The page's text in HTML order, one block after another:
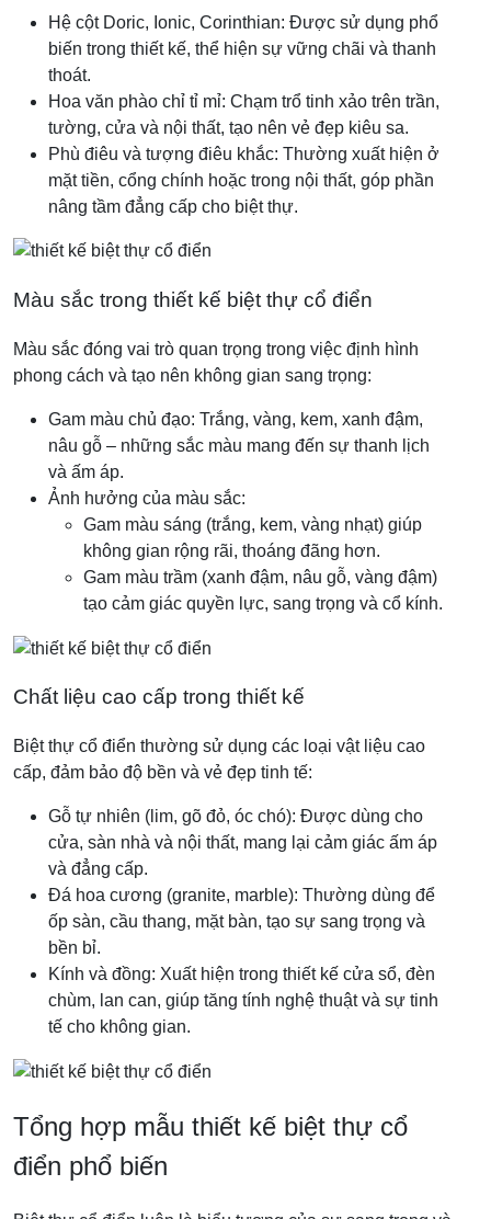
Hệ cột Doric, Ionic, Corinthian: Được sử dụng phổ
biến trong thiết kế, thể hiện sự vững chãi và thanh
thoát.
Hoa văn phào chỉ tỉ mỉ: Chạm trổ tinh xảo trên trần,
tường, cửa và nội thất, tạo nên vẻ đẹp kiêu sa.
Phù điêu và tượng điêu khắc: Thường xuất hiện ở
mặt tiền, cổng chính hoặc trong nội thất, góp phần
nâng tầm đẳng cấp cho biệt thự.
Màu sắc trong thiết kế biệt thự cổ điển
Màu sắc đóng vai trò quan trọng trong việc định hình
phong cách và tạo nên không gian sang trọng:
Gam màu chủ đạo: Trắng, vàng, kem, xanh đậm,
nâu gỗ – những sắc màu mang đến sự thanh lịch
và ấm áp.
Ảnh hưởng của màu sắc:
Gam màu sáng (trắng, kem, vàng nhạt) giúp
không gian rộng rãi, thoáng đãng hơn.
Gam màu trầm (xanh đậm, nâu gỗ, vàng đậm)
tạo cảm giác quyền lực, sang trọng và cổ kính.
Chất liệu cao cấp trong thiết kế
Biệt thự cổ điển thường sử dụng các loại vật liệu cao
cấp, đảm bảo độ bền và vẻ đẹp tinh tế:
Gỗ tự nhiên (lim, gõ đỏ, óc chó): Được dùng cho
cửa, sàn nhà và nội thất, mang lại cảm giác ấm áp
và đẳng cấp.
Đá hoa cương (granite, marble): Thường dùng để
ốp sàn, cầu thang, mặt bàn, tạo sự sang trọng và
bền bỉ.
Kính và đồng: Xuất hiện trong thiết kế cửa sổ, đèn
chùm, lan can, giúp tăng tính nghệ thuật và sự tinh
tế cho không gian.
Tổng hợp mẫu thiết kế biệt thự cổ
điển phổ biến